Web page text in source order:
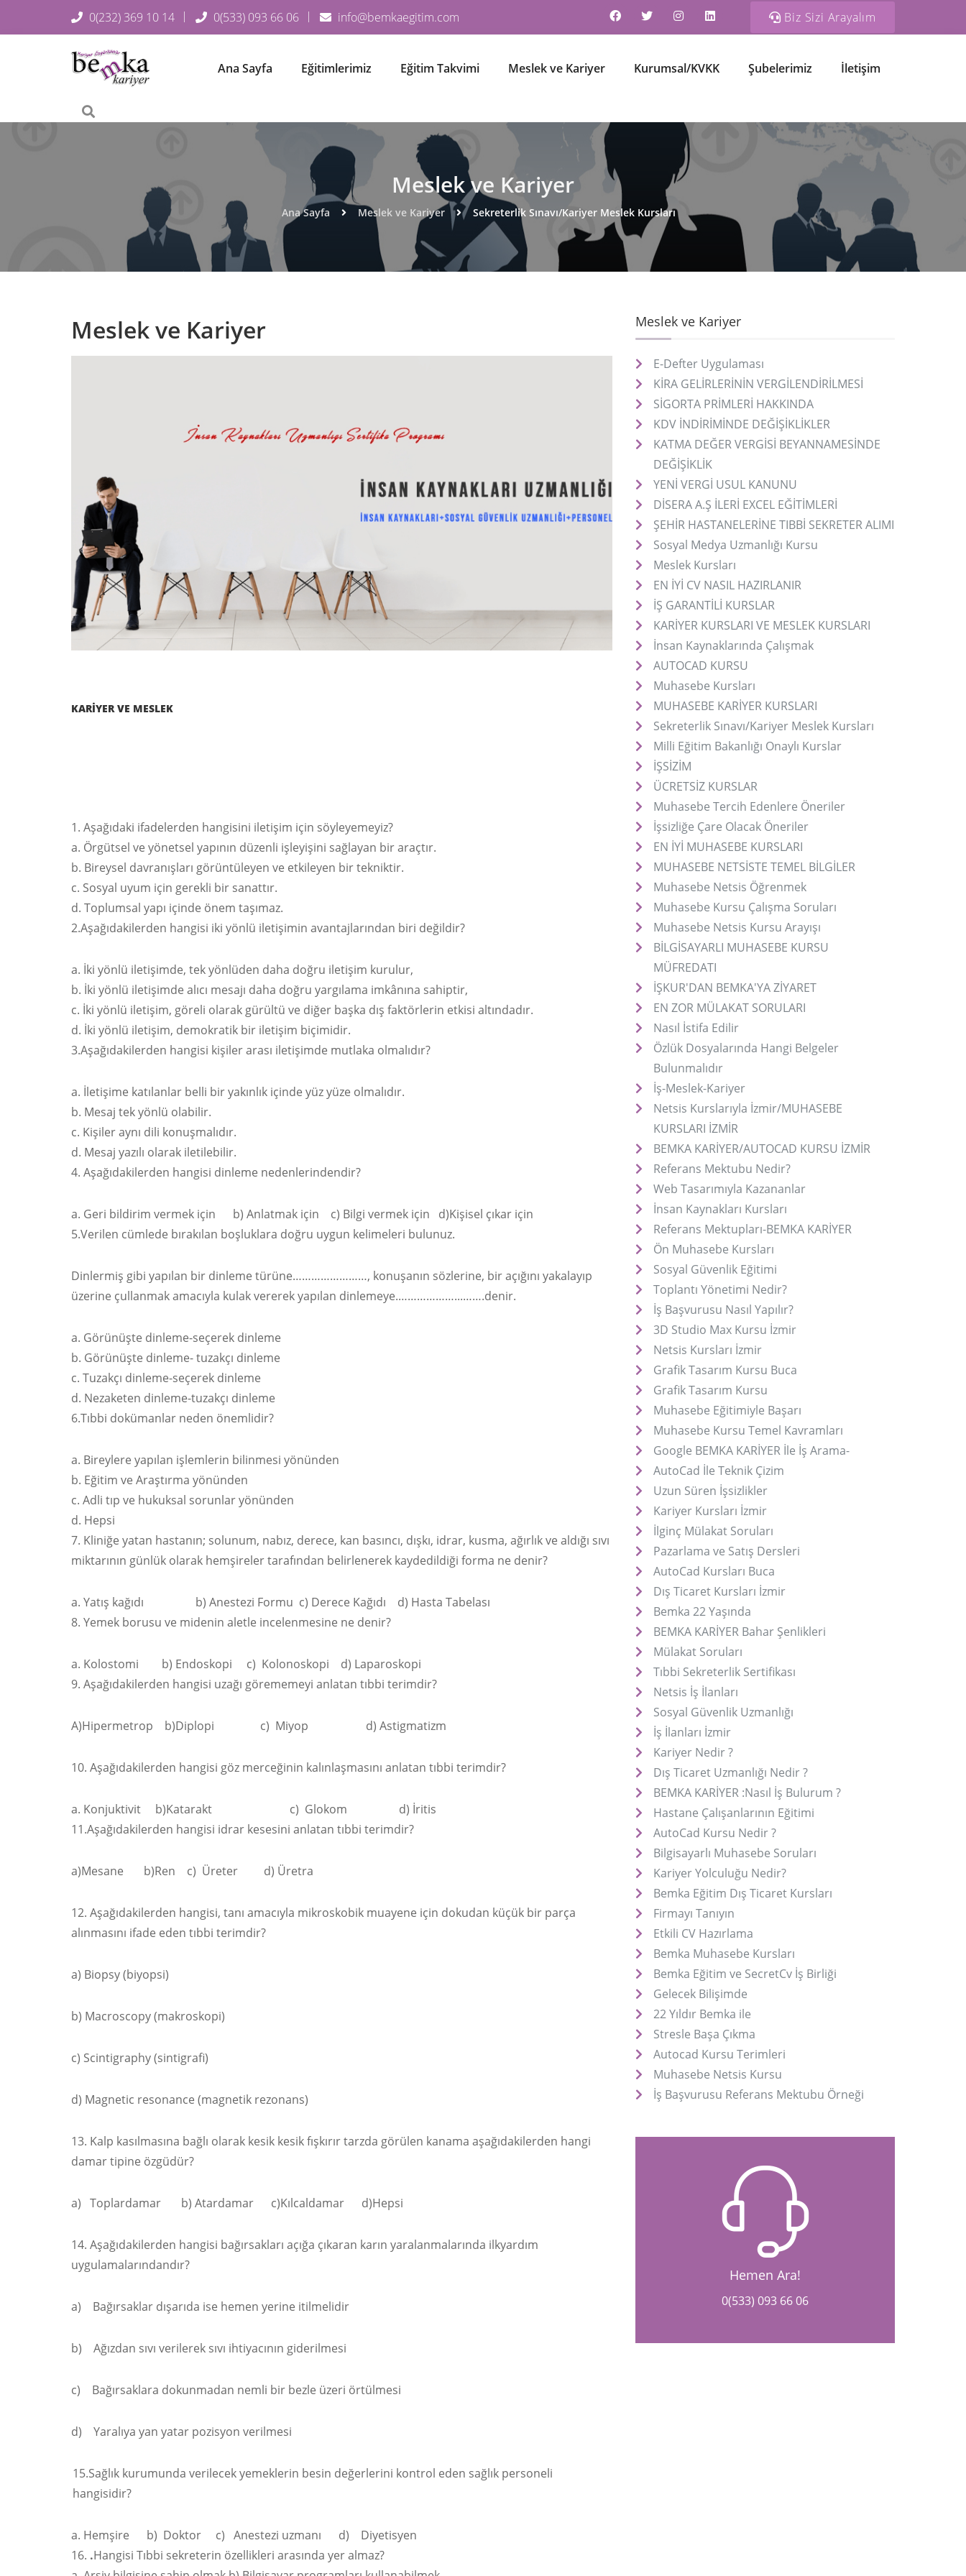
0(232) 369 10 14 0(533) 093 66 06 info@bemkaegitim.com Biz Sizi Arayalım
Ana Sayfa Eğitimlerimiz Eğitim Takvimi Meslek ve Kariyer Kurumsal/KVKK Şubelerimiz İletişim
Meslek ve Kariyer
Ana Sayfa Meslek ve Kariyer Sekreterlik Sınavı/Kariyer Meslek Kursları
Meslek ve Kariyer
KARİYER VE MESLEK
Aşağıdaki ifadelerden hangisini iletişim için söyleyemeyiz?
Örgütsel ve yönetsel yapının düzenli işleyişini sağlayan bir araçtır.
Bireysel davranışları görüntüleyen ve etkileyen bir tekniktir.
Sosyal uyum için gerekli bir sanattır.
Toplumsal yapı içinde önem taşımaz.
2.Aşağıdakilerden hangisi iki yönlü iletişimin avantajlarından biri değildir?
İki yönlü iletişimde, tek yönlüden daha doğru iletişim kurulur,
İki yönlü iletişimde alıcı mesajı daha doğru yargılama imkânına sahiptir,
İki yönlü iletişim, göreli olarak gürültü ve diğer başka dış faktörlerin etkisi altındadır.
İki yönlü iletişim, demokratik bir iletişim biçimidir.
3.Aşağıdakilerden hangisi kişiler arası iletişimde mutlaka olmalıdır?
İletişime katılanlar belli bir yakınlık içinde yüz yüze olmalıdır.
Mesaj tek yönlü olabilir.
Kişiler aynı dili konuşmalıdır.
Mesaj yazılı olarak iletilebilir.
4. Aşağıdakilerden hangisi dinleme nedenlerindendir?
Geri bildirim vermek için b) Anlatmak için c) Bilgi vermek için d)Kişisel çıkar için
5.Verilen cümlede bırakılan boşluklara doğru uygun kelimeleri bulunuz.
Dinlermiş gibi yapılan bir dinleme türüne……………………, konuşanın sözlerine, bir açığını yakalayıp
üzerine çullanmak amacıyla kulak vererek yapılan dinlemeye.………………...…….denir.
Görünüşte dinleme-seçerek dinleme
Görünüşte dinleme- tuzakçı dinleme
Tuzakçı dinleme-seçerek dinleme
Nezaketen dinleme-tuzakçı dinleme
6.Tıbbi dokümanlar neden önemlidir?
Bireylere yapılan işlemlerin bilinmesi yönünden
Eğitim ve Araştırma yönünden
Adli tıp ve hukuksal sorunlar yönünden
Hepsi
7. Kliniğe yatan hastanın; solunum, nabız, derece, kan basıncı, dışkı, idrar, kusma, ağırlık ve aldığı sıvı
miktarının günlük olarak hemşireler tarafından belirlenerek kaydedildiği forma ne denir?
Yatış kağıdı b) Anestezi Formu c) Derece Kağıdı d) Hasta Tabelası
8. Yemek borusu ve midenin aletle incelenmesine ne denir?
Kolostomi b) Endoskopi c) Kolonoskopi d) Laparoskopi
9. Aşağıdakilerden hangisi uzağı görememeyi anlatan tıbbi terimdir?
A)Hipermetrop b)Diplopi c) Miyop d) Astigmatizm
10. Aşağıdakilerden hangisi göz merceğinin kalınlaşmasını anlatan tıbbi terimdir?
Konjuktivit b)Katarakt c) Glokom d) İritis
11.Aşağıdakilerden hangisi idrar kesesini anlatan tıbbi terimdir?
a)Mesane b)Ren c) Üreter d) Üretra
12. Aşağıdakilerden hangisi, tanı amacıyla mikroskobik muayene için dokudan küçük bir parça
alınmasını ifade eden tıbbi terimdir?
a) Biopsy (biyopsi)
b) Macroscopy (makroskopi)
c) Scintigraphy (sintigrafi)
d) Magnetic resonance (magnetik rezonans)
13. Kalp kasılmasına bağlı olarak kesik kesik fışkırır tarzda görülen kanama aşağıdakilerden hangi
damar tipine özgüdür?
a) Toplardamar b) Atardamar c)Kılcaldamar d)Hepsi
14. Aşağıdakilerden hangisi bağırsakları açığa çıkaran karın yaralanmalarında ilkyardım
uygulamalarındandır?
a) Bağırsaklar dışarıda ise hemen yerine itilmelidir
b) Ağızdan sıvı verilerek sıvı ihtiyacının giderilmesi
c) Bağırsaklara dokunmadan nemli bir bezle üzeri örtülmesi
d) Yaralıya yan yatar pozisyon verilmesi
15.Sağlık kurumunda verilecek yemeklerin besin değerlerini kontrol eden sağlık personeli
hangisidir?
Hemşire b) Doktor c) Anestezi uzmanı d) Diyetisyen
.Hangisi Tıbbi sekreterin özellikleri arasında yer almaz?
Meslek ve Kariyer
E-Defter Uygulaması
KİRA GELİRLERİNİN VERGİLENDİRİLMESİ
SİGORTA PRİMLERİ HAKKINDA
KDV İNDİRİMİNDE DEĞİŞİKLİKLER
KATMA DEĞER VERGİSİ BEYANNAMESİNDE
DEĞİŞİKLİK
YENİ VERGİ USUL KANUNU
DİSERA A.Ş İLERİ EXCEL EĞİTİMLERİ
ŞEHİR HASTANELERİNE TIBBİ SEKRETER ALIMI
Sosyal Medya Uzmanlığı Kursu
Meslek Kursları
EN İYİ CV NASIL HAZIRLANIR
İŞ GARANTİLİ KURSLAR
KARİYER KURSLARI VE MESLEK KURSLARI
İnsan Kaynaklarında Çalışmak
AUTOCAD KURSU
Muhasebe Kursları
MUHASEBE KARİYER KURSLARI
Sekreterlik Sınavı/Kariyer Meslek Kursları
Milli Eğitim Bakanlığı Onaylı Kurslar
İŞSİZİM
ÜCRETSİZ KURSLAR
Muhasebe Tercih Edenlere Öneriler
İşsizliğe Çare Olacak Öneriler
EN İYİ MUHASEBE KURSLARI
MUHASEBE NETSİSTE TEMEL BİLGİLER
Muhasebe Netsis Öğrenmek
Muhasebe Kursu Çalışma Soruları
Muhasebe Netsis Kursu Arayışı
BİLGİSAYARLI MUHASEBE KURSU
MÜFREDATI
İŞKUR'DAN BEMKA'YA ZİYARET
EN ZOR MÜLAKAT SORULARI
Nasıl İstifa Edilir
Özlük Dosyalarında Hangi Belgeler
Bulunmalıdır
İş-Meslek-Kariyer
Netsis Kurslarıyla İzmir/MUHASEBE
KURSLARI İZMİR
BEMKA KARİYER/AUTOCAD KURSU İZMİR
Referans Mektubu Nedir?
Web Tasarımıyla Kazananlar
İnsan Kaynakları Kursları
Referans Mektupları-BEMKA KARİYER
Ön Muhasebe Kursları
Sosyal Güvenlik Eğitimi
Toplantı Yönetimi Nedir?
İş Başvurusu Nasıl Yapılır?
3D Studio Max Kursu İzmir
Netsis Kursları İzmir
Grafik Tasarım Kursu Buca
Grafik Tasarım Kursu
Muhasebe Eğitimiyle Başarı
Muhasebe Kursu Temel Kavramları
Google BEMKA KARİYER İle İş Arama-
AutoCad İle Teknik Çizim
Uzun Süren İşsizlikler
Kariyer Kursları İzmir
İlginç Mülakat Soruları
Pazarlama ve Satış Dersleri
AutoCad Kursları Buca
Dış Ticaret Kursları İzmir
Bemka 22 Yaşında
BEMKA KARİYER Bahar Şenlikleri
Mülakat Soruları
Tıbbi Sekreterlik Sertifikası
Netsis İş İlanları
Sosyal Güvenlik Uzmanlığı
İş İlanları İzmir
Kariyer Nedir ?
Dış Ticaret Uzmanlığı Nedir ?
BEMKA KARİYER :Nasıl İş Bulurum ?
Hastane Çalışanlarının Eğitimi
AutoCad Kursu Nedir ?
Bilgisayarlı Muhasebe Soruları
Kariyer Yolculuğu Nedir?
Bemka Eğitim Dış Ticaret Kursları
Firmayı Tanıyın
Etkili CV Hazırlama
Bemka Muhasebe Kursları
Bemka Eğitim ve SecretCv İş Birliği
Gelecek Bilişimde
22 Yıldır Bemka ile
Stresle Başa Çıkma
Autocad Kursu Terimleri
Muhasebe Netsis Kursu
İş Başvurusu Referans Mektubu Örneği
Hemen Ara!
0(533) 093 66 06